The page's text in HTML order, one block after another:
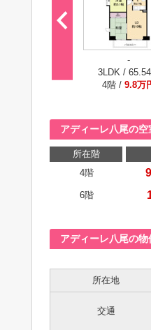
-
3LDK /
4階 / 9.8万
アディーレ八尾の空
所在階
4階
6階
アディーレ八尾の物
所在地
交通